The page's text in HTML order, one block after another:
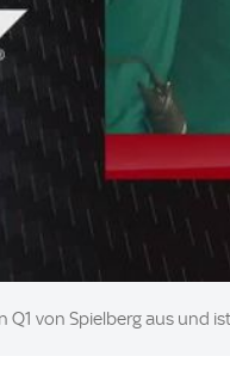
Q1 von Spielberg aus und